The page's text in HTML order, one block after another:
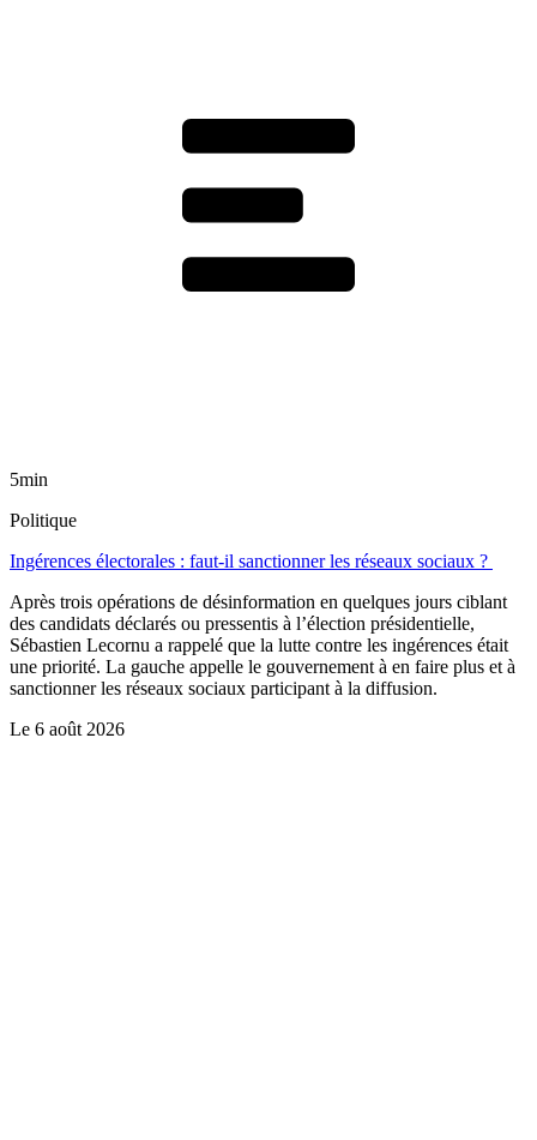
5min
Politique
Ingérences électorales : faut-il sanctionner les réseaux sociaux ?
Après trois opérations de désinformation en quelques jours ciblant
des candidats déclarés ou pressentis à l’élection présidentielle,
Sébastien Lecornu a rappelé que la lutte contre les ingérences était
une priorité. La gauche appelle le gouvernement à en faire plus et à
sanctionner les réseaux sociaux participant à la diffusion.
Le 6 août 2026